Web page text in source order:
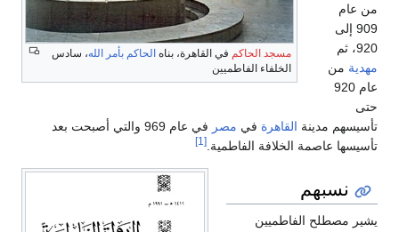
مسجد الحاكم في القاهرة، بناه الحاكم بأمر الله، سادس
الخلفاء الفاطميين
من عام
909 إلى
920، ثم
مهدية من
عام 920
حتى
تأسيسهم مدينة القاهرة في مصر
في عام 969 والتي أصبحت بعد
تأسيسها عاصمة الخلافة الفاطمية. [1]
نسبهم
يشير مصطلح الفاطميين